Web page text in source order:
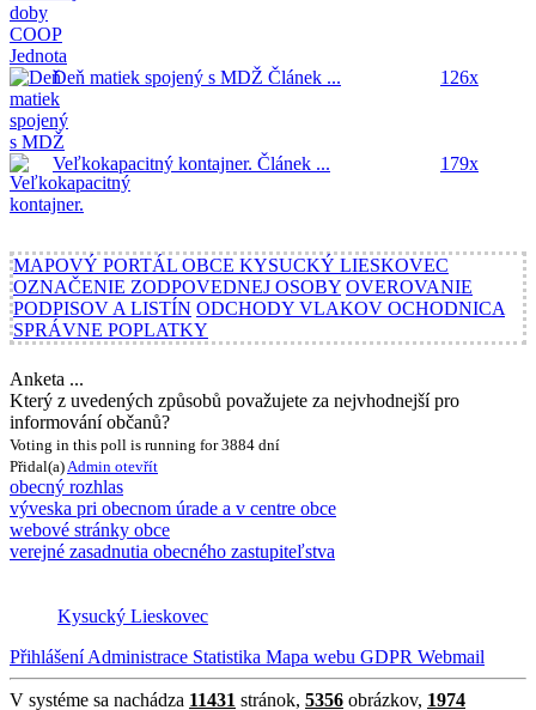
Deň matiek spojený s MDŽ Článek ... 126x
Veľkokapacitný kontajner. Článek ... 179x
MAPOVÝ PORTÁL OBCE KYSUCKÝ LIESKOVEC
OZNAČENIE ZODPOVEDNEJ OSOBY OVEROVANIE
PODPISOV A LISTÍN ODCHODY VLAKOV OCHODNICA
SPRÁVNE POPLATKY
Anketa ...
Který z uvedených způsobů považujete za nejvhodnejší pro
informování občanů?
Voting in this poll is running for 3884 dní
Přidal(a)Admin otevřít
obecný rozhlas
výveska pri obecnom úrade a v centre obce
webové stránky obce
verejné zasadnutia obecného zastupiteľstva
Kysucký Lieskovec
PřihlášeníAdministrace Statistika Mapa webu GDPR Webmail
V systéme sa nachádza 11431 stránok, 5356 obrázkov, 1974